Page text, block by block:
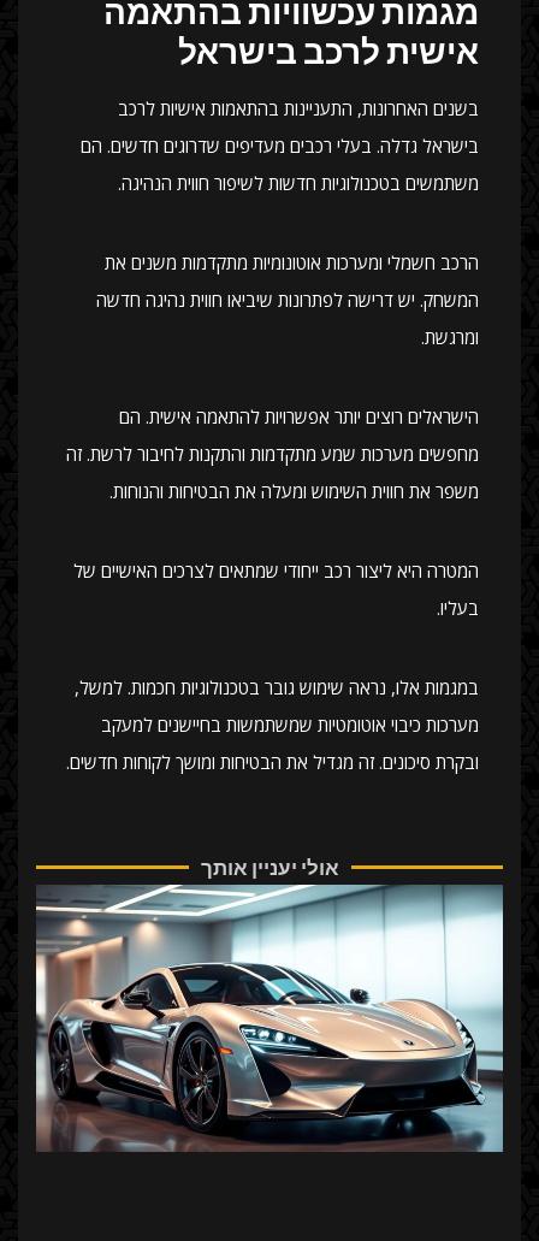
מגמות עכשוויות בהתאמה
אישית לרכב בישראל
בשנים האחרונות, התעניינות בהתאמות אישיות לרכב
בישראל גדלה. בעלי רכבים מעדיפים שדרוגים חדשים. הם
משתמשים בטכנולוגיות חדשות לשיפור חווית הנהיגה.
הרכב חשמלי ומערכות אוטונומיות מתקדמות משנים את
המשחק. יש דרישה לפתרונות שיביאו חווית נהיגה חדשה
ומרגשת.
הישראלים רוצים יותר אפשרויות להתאמה אישית. הם
מחפשים מערכות שמע מתקדמות והתקנות לחיבור לרשת. זה
משפר את חווית השימוש ומעלה את הבטיחות והנוחות.
המטרה היא ליצור רכב ייחודי שמתאים לצרכים האישיים של
בעליו.
במגמות אלו, נראה שימוש גובר בטכנולוגיות חכמות. למשל,
מערכות כיבוי אוטומטיות שמשתמשות בחיישנים למעקב
ובקרת סיכונים. זה מגדיל את הבטיחות ומושך לקוחות חדשים.
אולי יעניין אותך